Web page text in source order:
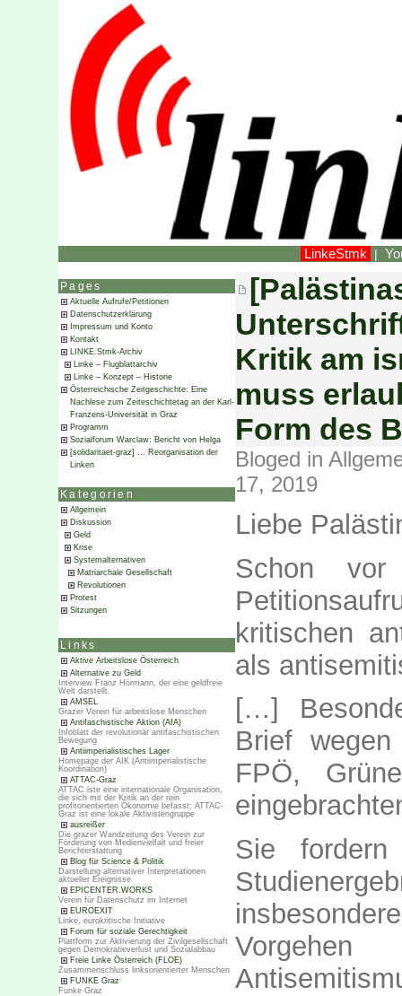
LinkeStmk |
Pages
Aktuelle Aufrufe/Petitionen
Datenschutzerklärung
Impressum und Konto
Kontakt
LINKE.Stmk-Archiv
Linke – Flugblattarchiv
Linke – Konzept – Historie
Österreichische Zeitgeschichte: Eine
Nachlese zum Zeiteschichtetag an der Karl-
Franzens-Universität in Graz
Programm
Sozialforum Warclaw: Bericht von Helga
[solidaritaet-graz] … Reorganisation der
Linken
Kategorien
Allgemein
Diskussion
Geld
Krise
Systemalternativen
Matriarchale Gesellschaft
Revolutionen
Protest
Sitzungen
Links
Aktive Arbeitslose Österreich
Alternative zu Geld
Interview Franz Hörmann, der eine geldfreie
Welt darstellt.
AMSEL
Grazer Verein für arbeitslose Menschen
Antifaschistische Aktion (AfA)
Infoblatt der revolutionär antifaschistischen
Bewegung
Antiimperialistisches Lager
Homepage der AIK (Antiimperialistische
Koordination)
ATTAC-Graz
ATTAC iste eine internationale Organisation,
die sich mit der Kritik an der rein
profitorientierten Ökonomie befasst; ATTAC-
Graz ist eine lokale Aktivistengruppe
ausreißer
Die grazer Wandzeitung des Verein zur
Förderung von Medienvielfalt und freier
Berichterstattung
Blog für Science & Politik
Darstellung alternativer Interpretationen
aktueller Ereignisse
EPICENTER.WORKS
Verein für Datenschutz im Internet
EUROEXIT
Linke, eurokritische Initiative
Forum für soziale Gerechtigkeit
Plattform zur Aktivierung der Zivilgesellschaft
gegen Demokratieverlust und Sozialabbau
Freie Linke Österreich (FLOE)
Zusammenschluss linksorientierter Menschen
FUNKE Graz
Funke Graz
Kritik am
muss
Form des
Bloged in
17, 2019
Liebe
Schon
kritischen
als
[…]
Brief
FPÖ,
Sie fordern